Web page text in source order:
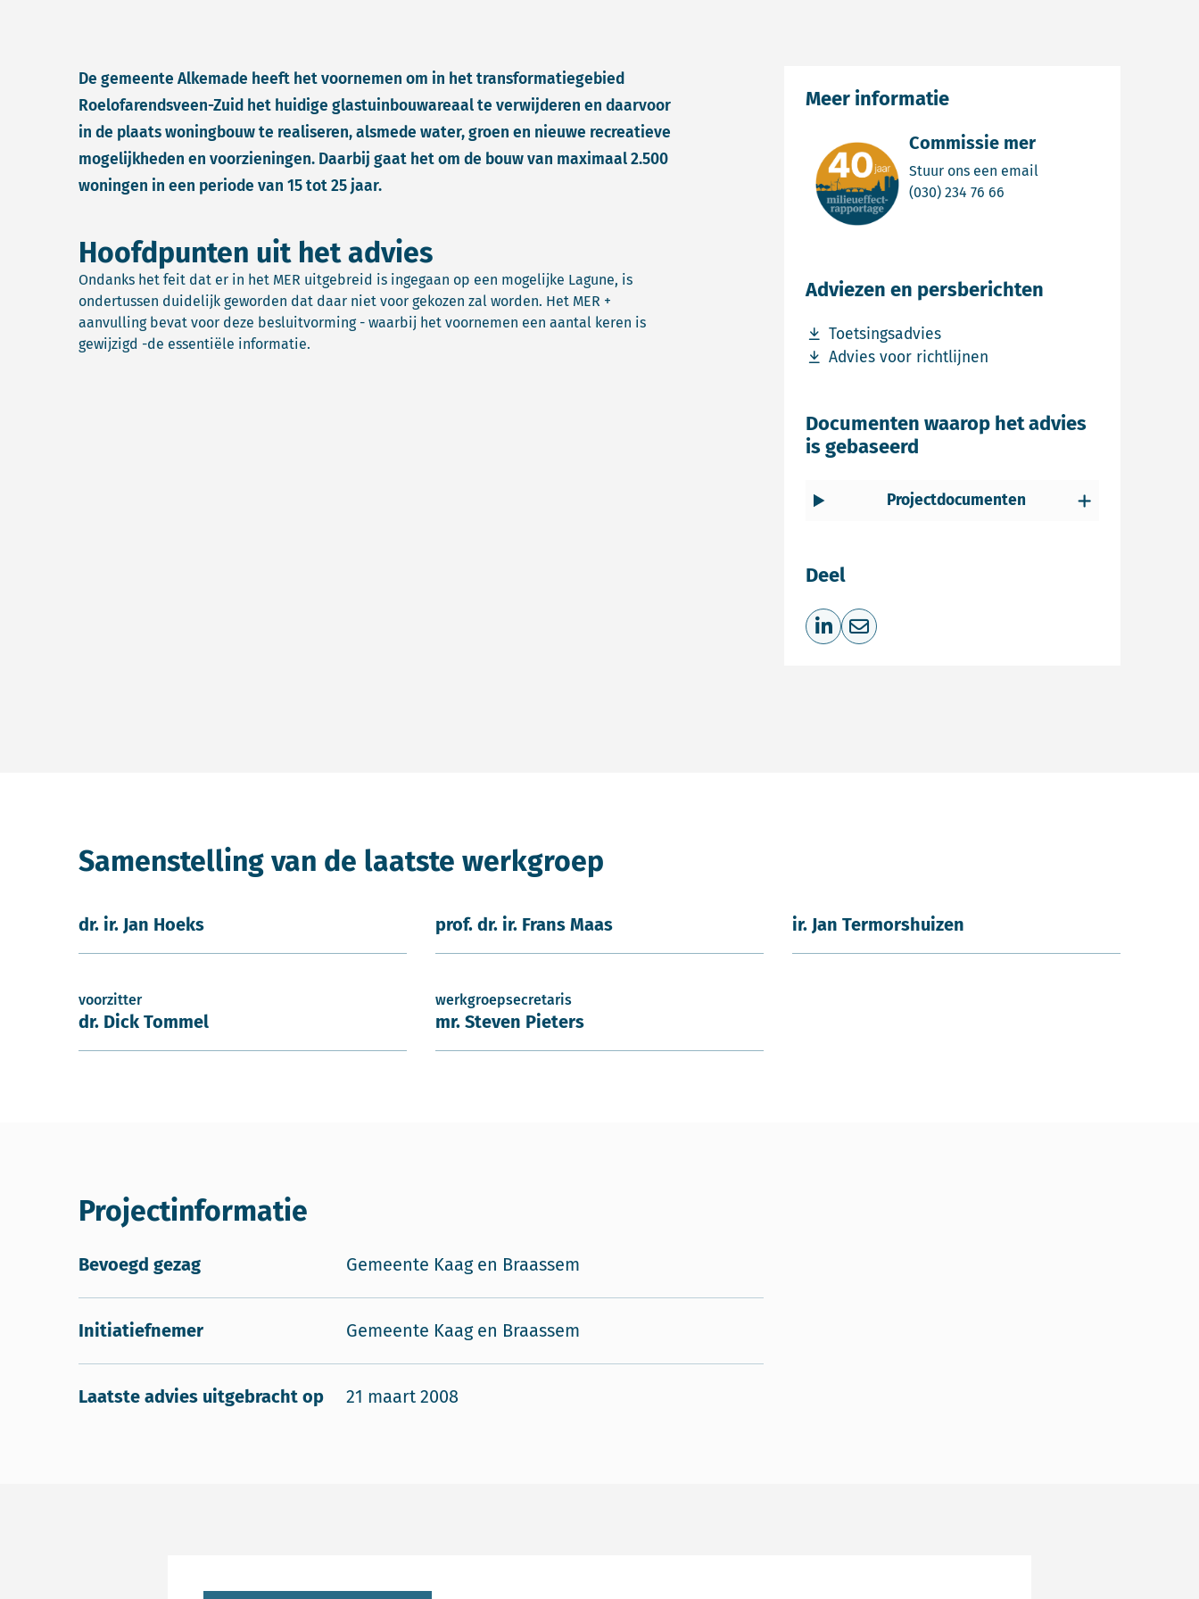
De gemeente Alkemade heeft het voornemen om in het transformatiegebied
Roelofarendsveen-Zuid het huidige glastuinbouwareaal te verwijderen en daarvoor
in de plaats woningbouw te realiseren, alsmede water, groen en nieuwe recreatieve
mogelijkheden en voorzieningen. Daarbij gaat het om de bouw van maximaal 2.500
woningen in een periode van 15 tot 25 jaar.
Hoofdpunten uit het advies
Ondanks het feit dat er in het MER uitgebreid is ingegaan op een mogelijke Lagune, is
ondertussen duidelijk geworden dat daar niet voor gekozen zal worden. Het MER +
aanvulling bevat voor deze besluitvorming - waarbij het voornemen een aantal keren is
gewijzigd -de essentiële informatie.
Commissie mer
Stuur ons een email
(030) 234 76 66
Meer informatie
Adviezen en persberichten
Toetsingsadvies
Download bestand Toetsingsadvies
Advies voor richtlijnen
Download bestand Advies voor richtlijnen
Documenten waarop het advies
is gebaseerd
Projectdocumenten
Deel
Deel op LinkedIn
Deel via e-mail
Samenstelling van de laatste werkgroep
dr. ir. Jan Hoeks prof. dr. ir. Frans Maas ir. Jan Termorshuizen
voorzitter
dr. Dick Tommel
werkgroepsecretaris
mr. Steven Pieters
Projectinformatie
Bevoegd gezag Gemeente Kaag en Braassem
Initiatiefnemer Gemeente Kaag en Braassem
Laatste advies uitgebracht op 21 maart 2008